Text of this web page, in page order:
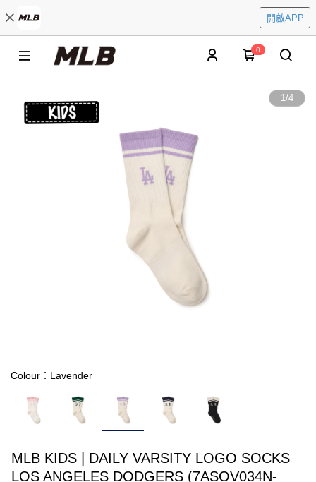
開啟APP
0
1/4
Colour：Lavender
MLB KIDS | DAILY VARSITY LOGO SOCKS
LOS ANGELES DODGERS (7ASOV034N-